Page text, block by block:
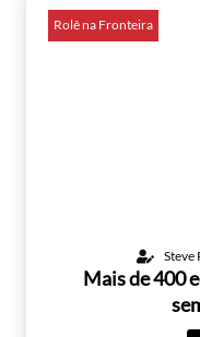
Rolê na Fronteira
Steve
Mais de 400